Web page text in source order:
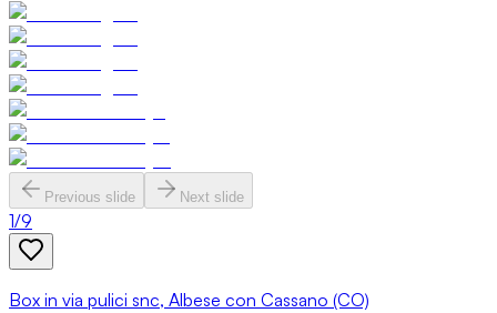
Previous slide Next slide
1/9
Box in via pulici snc, Albese con Cassano (CO)